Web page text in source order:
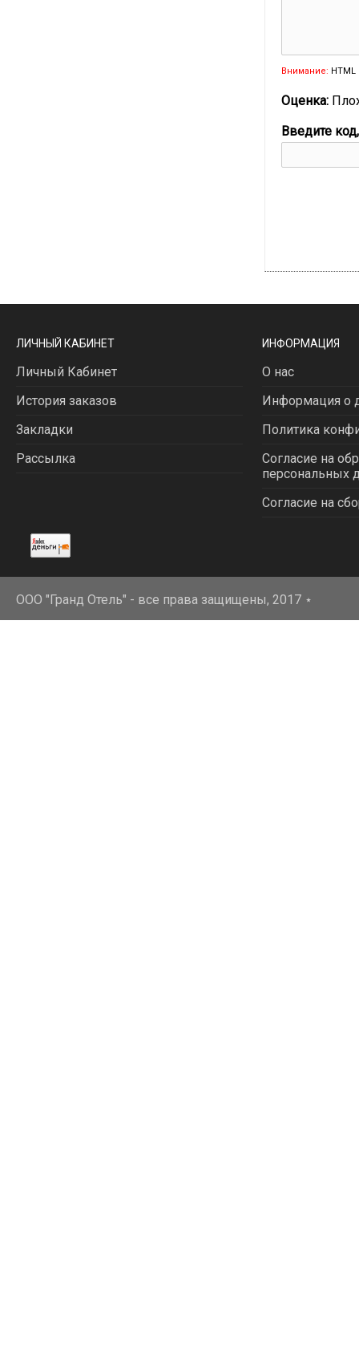
Внимание:
Оценка:
Введите
ЛИЧНЫЙ КАБИНЕТ
Личный Кабинет
История заказов
Закладки
Рассылка
ИНФОРМАЦИЯ
О нас
Информация о
Политика
Согласие на
персональных
Согласие на
ООО "Гранд Отель" - все права защищены, 2017 ⋆